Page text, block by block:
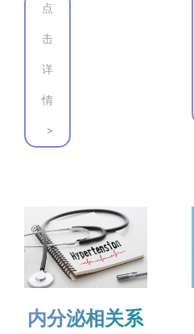
点
击
详
情
>
内分泌相关系